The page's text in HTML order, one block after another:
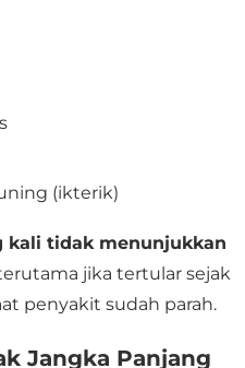
(ikterik)
kali tidak menunjukkan
jika tertular sejak
penyakit sudah parah.
Jangka Panjang